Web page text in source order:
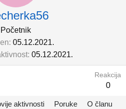
Početnik
05.12.2021.
05.12.2021.
Reakcija
0
aktivnosti Poruke O članu